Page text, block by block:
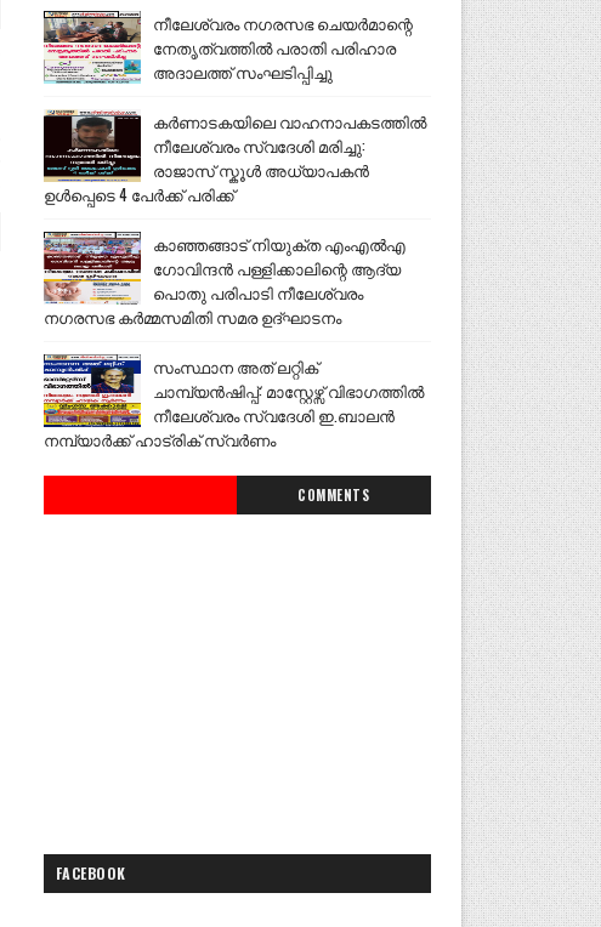
നീലേശ്വരം നഗരസഭ ചെയർമാന്റെ
നേതൃത്വത്തിൽ പരാതി പരിഹാര
അദാലത്ത് സംഘടിപ്പിച്ചു
കർണാടകയിലെ വാഹനാപകടത്തിൽ
നീലേശ്വരം സ്വദേശി മരിച്ചു:
രാജാസ് സ്കൂൾ അധ്യാപകൻ
ഉൾപ്പെടെ 4 പേർക്ക് പരിക്ക്
കാഞ്ഞങ്ങാട് നിയുക്ത എംഎൽഎ
ഗോവിന്ദൻ പള്ളിക്കാലിന്റെ ആദ്യ
പൊതു പരിപാടി നീലേശ്വരം
നഗരസഭ കർമ്മസമിതി സമര ഉദ്ഘാടനം
സംസ്ഥാന അത് ലറ്റിക്
ചാമ്പ്യൻഷിപ്പ്: മാസ്റ്റേഴ്സ് വിഭാഗത്തിൽ
നീലേശ്വരം സ്വദേശി ഇ.ബാലൻ
നമ്പ്യാർക്ക് ഹാട്രിക് സ്വർണം
COMMENTS
FACEBOOK